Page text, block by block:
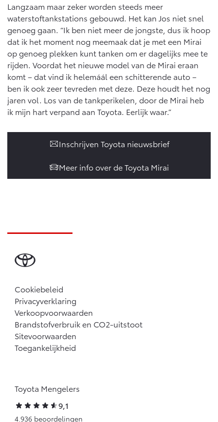
Langzaam maar zeker worden steeds meer
waterstoftankstations gebouwd. Het kan Jos niet snel
genoeg gaan. “Ik ben niet meer de jongste, dus ik hoop
dat ik het moment nog meemaak dat je met een Mirai
op genoeg plekken kunt tanken om er dagelijks mee te
rijden. Voordat het nieuwe model van de Mirai eraan
komt – dat vind ik helemáál een schitterende auto –
ben ik ook zeer tevreden met deze. Deze houdt het nog
jaren vol. Los van de tankperikelen, door de Mirai heb
ik mijn hart verpand aan Toyota. Eerlijk waar.”
Inschrijven Toyota nieuwsbrief
Meer info over de Toyota Mirai
Cookiebeleid
Privacyverklaring
Verkoopvoorwaarden
Brandstofverbruik en CO2-uitstoot
Sitevoorwaarden
Toegankelijkheid
Toyota Mengelers
9,1
4.936 beoordelingen